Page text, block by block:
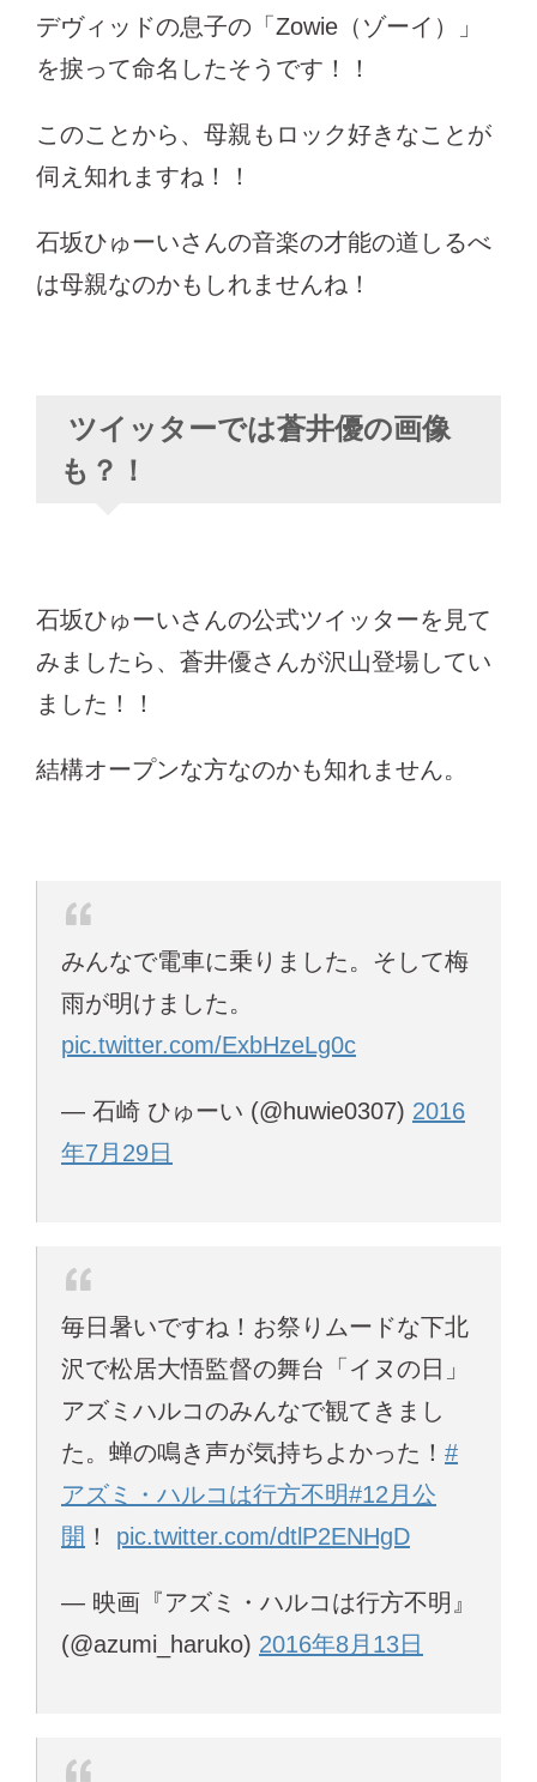
デヴィッドの息子の「Zowie（ゾーイ）」
を捩って命名したそうです！！
このことから、母親もロック好きなことが
伺え知れますね！！
石坂ひゅーいさんの音楽の才能の道しるべ
は母親なのかもしれませんね！
ツイッターでは蒼井優の画像
も？！
石坂ひゅーいさんの公式ツイッターを見て
みましたら、蒼井優さんが沢山登場してい
ました！！
結構オープンな方なのかも知れません。
みんなで電車に乗りました。そして梅
雨が明けました。
pic.twitter.com/ExbHzeLg0c
— 石崎 ひゅーい (@huwie0307) 2016
年7月29日
毎日暑いですね！お祭りムードな下北
沢で松居大悟監督の舞台「イヌの日」
アズミハルコのみんなで観てきまし
た。蝉の鳴き声が気持ちよかった！ #
アズミ・ハルコは行方不明#12月公
開 ！ pic.twitter.com/dtlP2ENHgD
— 映画『アズミ・ハルコは行方不明』
(@azumi_haruko) 2016年8月13日